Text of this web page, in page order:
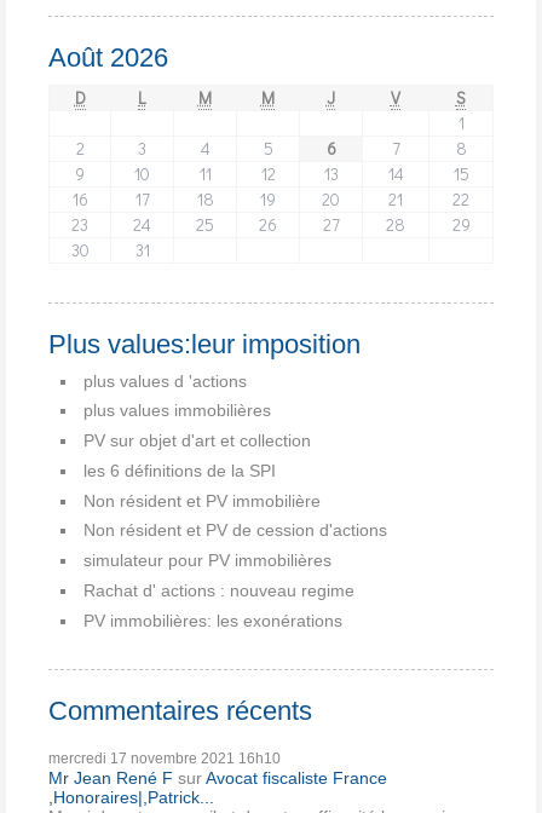
Août 2026
D L M M J V
S
1
2
3 4 5 6 7
8
9
10 11 12 13 14
15
16
17 18 19 20 21
22
23
24 25 26 27 28
29
30
31
Plus values:leur imposition
plus values d 'actions
plus values immobilières
PV sur objet d'art et collection
les 6 définitions de la SPI
Non résident et PV immobilière
Non résident et PV de cession d'actions
simulateur pour PV immobilières
Rachat d' actions : nouveau regime
PV immobilières: les exonérations
Commentaires récents
mercredi 17 novembre 2021 16h10
Mr Jean René F surAvocat fiscaliste France
,Honoraires|,Patrick...